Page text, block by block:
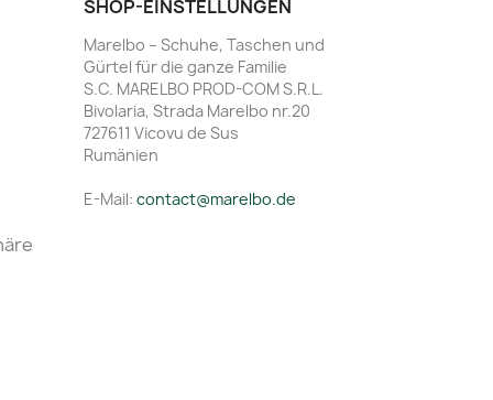
SHOP-EINSTELLUNGEN
Marelbo – Schuhe, Taschen und
Gürtel für die ganze Familie
S.C. MARELBO PROD-COM S.R.L.
Bivolaria, Strada Marelbo nr.20
727611 Vicovu de Sus
Rumänien
E-Mail: contact@marelbo.de